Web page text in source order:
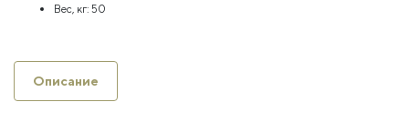
Вес, кг: 50
Описание